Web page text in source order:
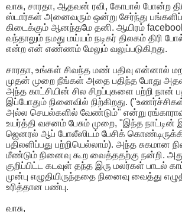
வாசு, சாரதா, ஆதவன் ரவி, கோபால் போன்ற
ஸ்டார்கள் அனைவரும் ஒன்று சேர்ந்து
கிடைக்கும் ஆனந்தமே தனி. ஆயிரம்
வந்தாலும் நமது மய்யம் நடிகர் திலகம் திரி
என்ற என் எண்ணம் மேலும் வலுப்படுகிறது.
சாரதா, உங்கள் சிவந்த மண் பதிவு என்னால்
முதன் முறை நீங்கள் அதை பதிந்த போது
அந்த காட்சியின் சில சிறப்புகளை பற்றி நான்
இப்போதும் நினைவில் நிற்கிறது.
அல்ல செயல்களில் வேண்டும்" என்று
உயர்த்தி வசனம் பேசும் முறை, "இந்த
ஜெனரல் ஆப் போலீஸிடம் பேசிக்
பதிலளிப்பது பற்றியெல்லாம்). அந்த சுகமான
மீண்டும் நினைவு கூற வைத்ததற்கு நன்றி.
குறிப்பிட்ட கடவுள் தந்த இரு மலர்கள் பாடல்
முன்பு எழுதியிருந்ததை நினைவு வைத்து
உரித்தான பண்பு.
வாசு,